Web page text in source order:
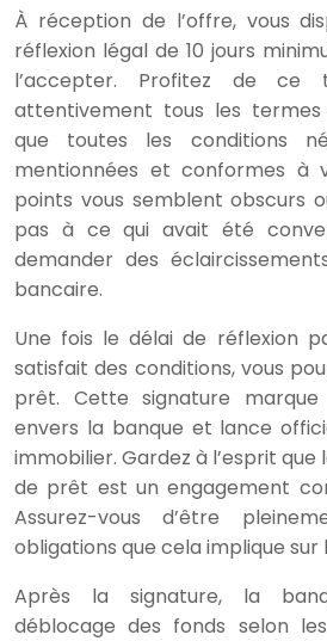
À réception de l’offre, vous
réflexion légal de 10 jours
l’accepter. Profitez de ce
attentivement tous les
que toutes les conditions
mentionnées et conformes à
points vous semblent obscurs
pas à ce qui avait été
demander des
bancaire.
Une fois le délai de réflexion
satisfait des conditions, vous
prêt. Cette signature
envers la banque et lance
immobilier. Gardez à l’esprit que
de prêt est un engagement
Assurez-vous d’être
obligations que cela implique sur
Après la signature, la
déblocage des fonds selon